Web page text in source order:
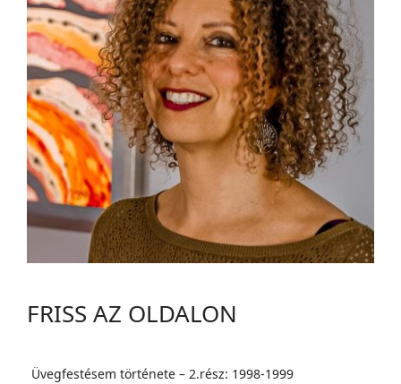
FRISS AZ OLDALON
Üvegfestésem története – 2.rész: 1998-1999